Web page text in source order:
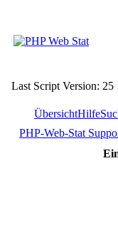
Last Script Version: 25
ÜbersichtHilfe
PHP-Web-Stat